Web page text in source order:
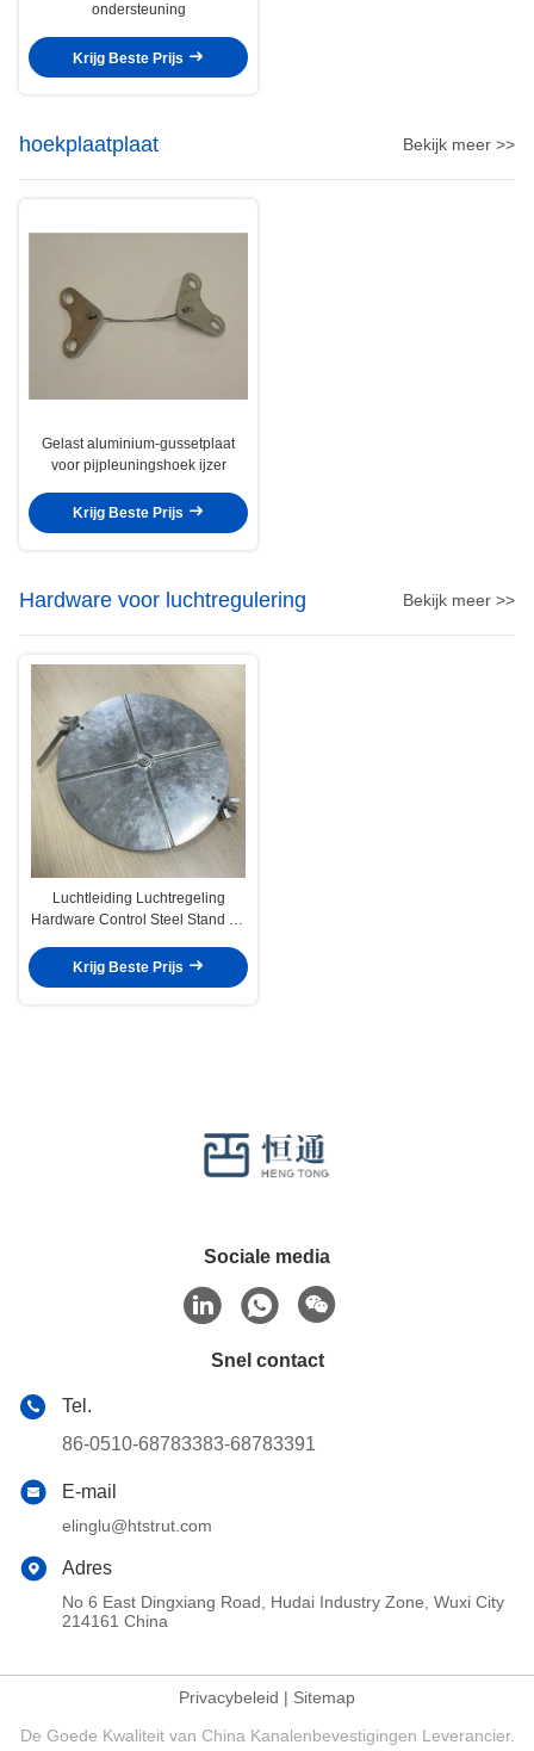
ondersteuning
Krijg Beste Prijs
hoekplaatplaat Bekijk meer >>
Gelast aluminium-gussetplaat
voor pijpleuningshoek ijzer
Krijg Beste Prijs
Hardware voor luchtregulering Bekijk meer >>
Luchtleiding Luchtregeling
Hardware Control Steel Stand Off
Dampers
Krijg Beste Prijs
Sociale media
Snel contact
Tel.
86-0510-68783383-68783391
E-mail
elinglu@htstrut.com
Adres
No 6 East Dingxiang Road, Hudai Industry Zone, Wuxi City
214161 China
Privacybeleid | Sitemap
De Goede Kwaliteit van China Kanalenbevestigingen Leverancier.